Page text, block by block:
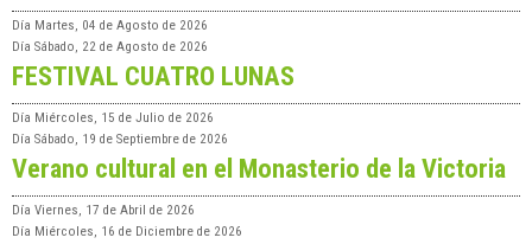
Día Martes, 04 de Agosto de 2026
Día Sábado, 22 de Agosto de 2026
FESTIVAL CUATRO LUNAS
Día Miércoles, 15 de Julio de 2026
Día Sábado, 19 de Septiembre de 2026
Verano cultural en el Monasterio de la Victoria
Día Viernes, 17 de Abril de 2026
Día Miércoles, 16 de Diciembre de 2026